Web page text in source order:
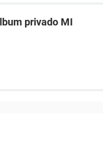
privado MI